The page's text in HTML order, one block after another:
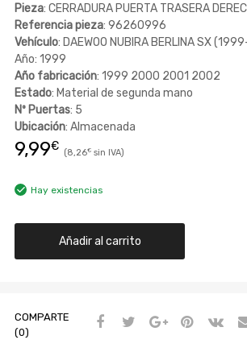
Pieza: CERRADURA PUERTA TRASERA
Referencia pieza: 96260996
Vehículo: DAEWOO NUBIRA BERLINA SX
Año: 1999
Año fabricación: 1999 2000 2001 2002
Estado: Material de segunda mano
Nº Puertas: 5
Ubicación: Almacenada
9,99€ 8,26€
Hay existencias
Añadir al carrito
COMPARTE
(0)